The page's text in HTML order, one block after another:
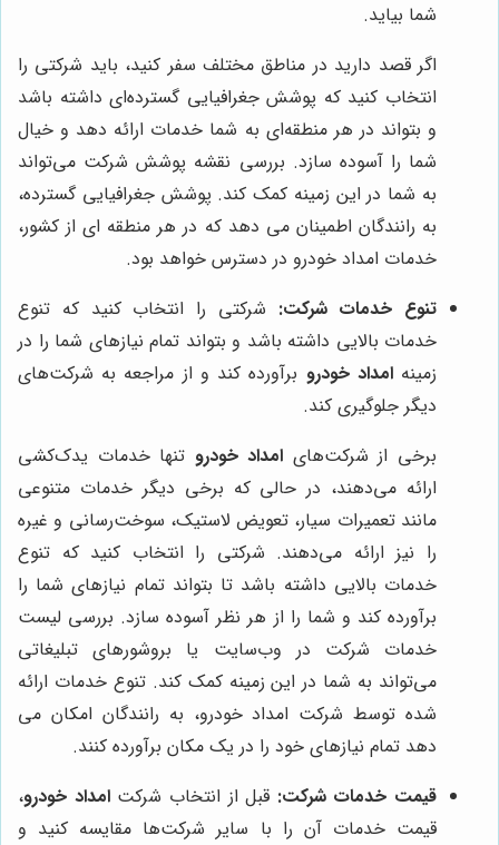
شما بیاید.
اگر قصد دارید در مناطق مختلف سفر کنید، باید شرکتی را
انتخاب کنید که پوشش جغرافیایی گسترده‌ای داشته باشد
و بتواند در هر منطقه‌ای به شما خدمات ارائه دهد و خیال
شما را آسوده سازد. بررسی نقشه پوشش شرکت می‌تواند
به شما در این زمینه کمک کند. پوشش جغرافیایی گسترده،
به رانندگان اطمینان می دهد که در هر منطقه ای از کشور،
خدمات امداد خودرو در دسترس خواهد بود.
تنوع خدمات شرکت: شرکتی را انتخاب کنید که تنوع
خدمات بالایی داشته باشد و بتواند تمام نیازهای شما را در
زمینهامداد خودرو برآورده کند و از مراجعه به شرکت‌های
دیگر جلوگیری کند.
برخی از شرکت‌های امداد خودرو تنها خدمات یدک‌کشی
ارائه می‌دهند، در حالی که برخی دیگر خدمات متنوعی
مانند تعمیرات سیار، تعویض لاستیک، سوخت‌رسانی و غیره
را نیز ارائه می‌دهند. شرکتی را انتخاب کنید که تنوع
خدمات بالایی داشته باشد تا بتواند تمام نیازهای شما را
برآورده کند و شما را از هر نظر آسوده سازد. بررسی لیست
خدمات شرکت در وب‌سایت یا بروشورهای تبلیغاتی
می‌تواند به شما در این زمینه کمک کند. تنوع خدمات ارائه
شده توسط شرکت امداد خودرو، به رانندگان امکان می
دهد تمام نیازهای خود را در یک مکان برآورده کنند.
قیمت خدمات شرکت: قبل از انتخاب شرکتامداد خودرو،
قیمت خدمات آن را با سایر شرکت‌ها مقایسه کنید و